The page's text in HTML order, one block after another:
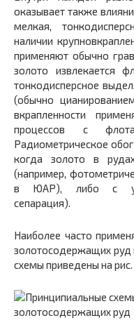
оказывает также
мелкая,
наличии
применяют обычно
золото извлекается
тонкодисперсное
(обычно
вкрапленности
процессов с
Радиометрическое
когда золото в
(например,
в ЮАР), либо с
сепарация).
Наиболее часто
золотосодержащих руд
схемы приведены на рис.